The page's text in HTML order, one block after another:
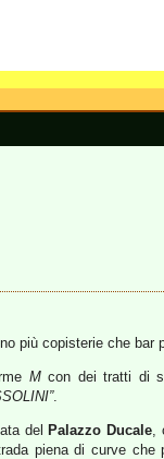
più copisterie che bar
Mcon dei tratti di
.
del Palazzo Ducale,
piena di curve che